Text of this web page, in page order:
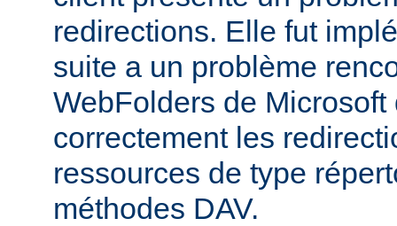
redirections. Elle fut
suite a un problème
WebFolders de
correctement les
ressources de type
méthodes DAV.